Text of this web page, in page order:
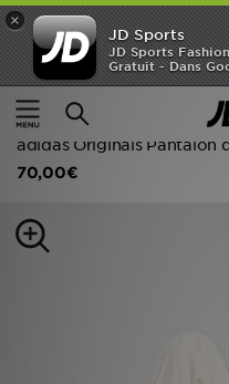
×
JD Sports
JD Sports
Gratuit - Dans
Accueil
Femme
adidas Originals Pantalon
70,00€
Accueil
Nouveautés
Homme
Enfant